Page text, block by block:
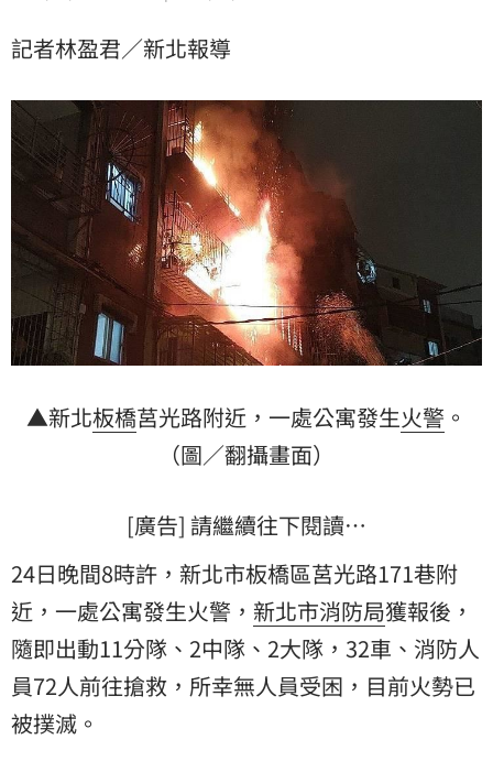
記者林盈君／新北報導
▲新北板橋莒光路附近，一處公寓發生火警 。
（圖／翻攝畫面）
[廣告] 請繼續往下閱讀…
24日晚間8時許，新北市板橋區莒光路171巷附
近，一處公寓發生火警， 新北市消防局獲報後，
隨即出動11分隊、2中隊、2大隊，32車、消防人
員72人前往搶救，所幸無人員受困，目前火勢已
被撲滅。